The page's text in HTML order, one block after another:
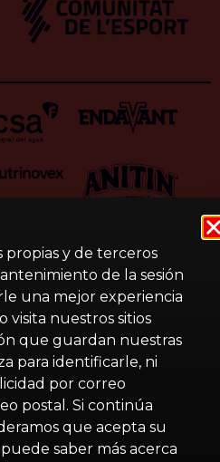
propias y de terceros
de la sesión
una mejor experiencia
visita nuestros sitios
que guardan nuestras
para identificarle, ni
por correo
postal. Si continúa
que acepta su
saber más acerca